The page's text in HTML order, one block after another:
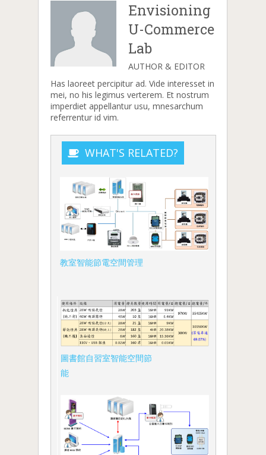
Envisioning
U-Commerce
Lab
AUTHOR & EDITOR
Has laoreet percipitur ad. Vide interesset in
mei, no his legimus verterem. Et nostrum
imperdiet appellantur usu, mnesarchum
referrentur id vim.
WHAT'S RELATED?
教室智能節電空間管理
圖書館自習室智能空間節
能